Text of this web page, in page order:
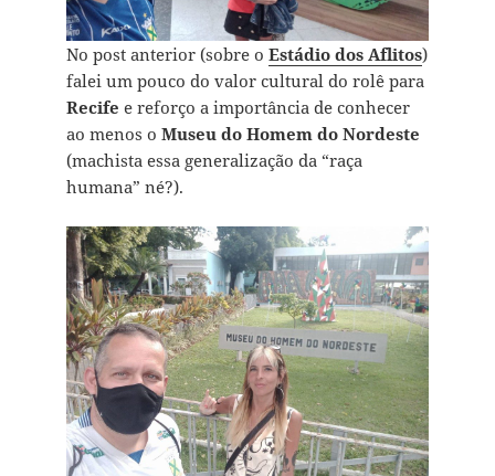
No post anterior (sobre o Estádio dos Aflitos)
falei um pouco do valor cultural do rolê para
Recife e reforço a importância de conhecer
ao menos o Museu do Homem do Nordeste
(machista essa generalização da “raça
humana” né?).